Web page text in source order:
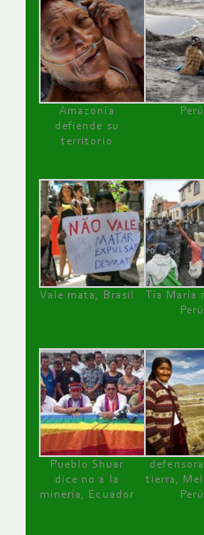
Amazonía
defiende su
territorio
Perú
Vale mata, Brasil
Tía María
Perú
Pueblo Shuar
dice no a la
minería, Ecuador
tierra,
Perú